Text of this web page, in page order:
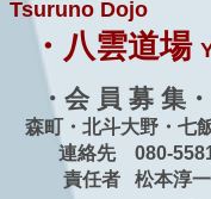
Tsuruno Dojo
・八雲道場
・会 員 募 集・
森町・北斗大野・七
連絡先 080-
責任者 松本淳一